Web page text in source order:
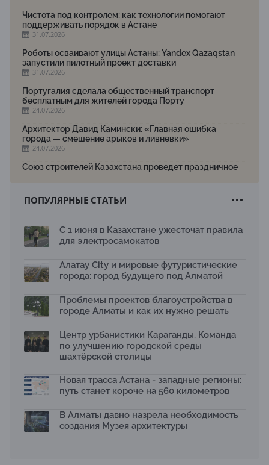
Чистота под контролем: как технологии помогают
поддерживать порядок в Астане
31.07.2026
Роботы осваивают улицы Астаны: Yandex Qazaqstan
запустили пилотный проект доставки
31.07.2026
Португалия сделала общественный транспорт
бесплатным для жителей города Порту
24.07.2026
Архитектор Давид Камински: «Главная ошибка
города — смешение арыков и ливневки»
24.07.2026
Союз строителей Казахстана проведет праздничное
мероприятие ко Дню строителя
Новый Строительный кодекс: что изменилось для
Бауыржана Байбахтиева
17.07.2026
рободоставки в Астане
15.07.2026
2026 принимает заявки до 31 июля
13.07.2026
темой новой выставки в «Целинном»
13.07.2026
Қазақстан»: воспитанники подарили вторую жизнь
отходам
08.07.2026
Ко Дню столицы в Нуре благоустроили шесть
общественных пространств
06.07.2026
ПОПУЛЯРНЫЕ СТАТЬИ
С 1 июня в Казахстане ужесточат правила
для электросамокатов
Алатау City и мировые футуристические
города: город будущего под Алматой
Проблемы проектов благоустройства в
городе Алматы и как их нужно решать
Центр урбанистики Караганды. Команда
по улучшению городской среды
шахтёрской столицы
Новая трасса Астана - западные регионы:
путь станет короче на 560 километров
В Алматы давно назрела необходимость
создания Музея архитектуры